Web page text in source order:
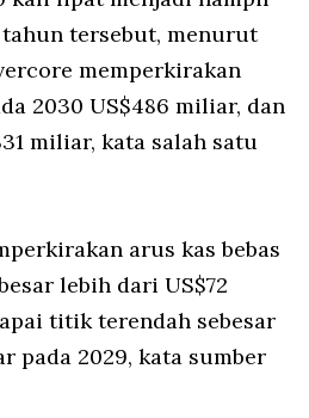
tersebut, menurut
memperkirakan
2030 US$486 miliar, dan
miliar, kata salah satu
arus kas bebas
lebih dari US$72
titik terendah sebesar
pada 2029, kata sumber